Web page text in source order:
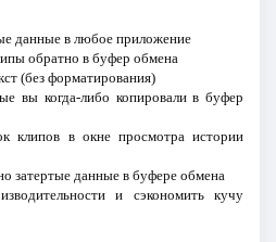
данные в любое приложение
обратно в буфер обмена
(без форматирования)
вы когда-либо копировали в буфер
клипов в окне просмотра истории
затертые данные в буфере обмена
и сэкономить кучу